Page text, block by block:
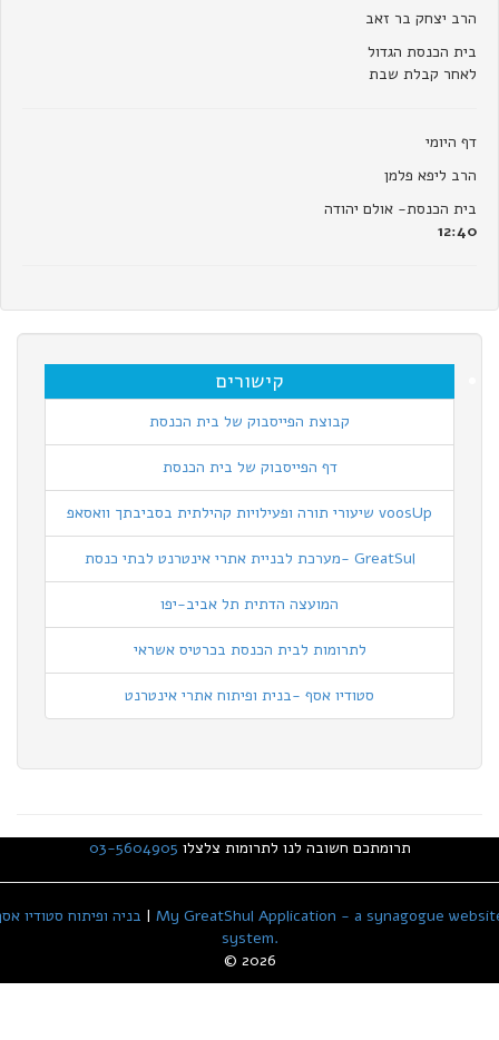
הרב יצחק בר זאב
בית הכנסת הגדול
לאחר קבלת שבת
דף היומי
הרב ליפא פלמן
בית הכנסת- אולם יהודה
12:40
קישורים
קבוצת הפייסבוק של בית הכנסת
דף הפייסבוק של בית הכנסת
voosUp שיעורי תורה ופעילויות קהילתית בסביבתך וואסאפ
GreatSul -מערכת לבניית אתרי אינטרנט לבתי כנסת
המועצה הדתית תל אביב-יפו
לתרומות לבית הכנסת בכרטיס אשראי
סטודיו אסף -בנית ופיתוח אתרי אינטרנט
תרומתכם חשובה לנו לתרומות צלצלו 03-5604905
| My GreatShul Application - a synagogue
system.
© 2026